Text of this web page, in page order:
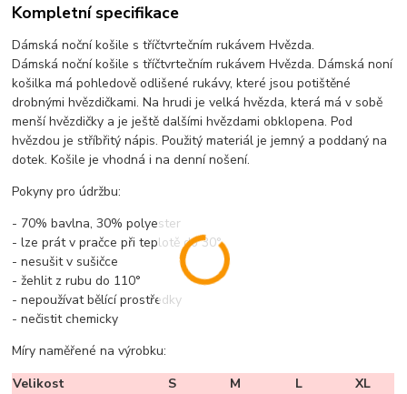
Kompletní specifikace
Dámská noční košile s tříčtvrtečním rukávem Hvězda.
Dámská noční košile s tříčtvrtečním rukávem Hvězda. Dámská noní
košilka má pohledově odlišené rukávy, které jsou potištěné
drobnými hvězdičkami. Na hrudi je velká hvězda, která má v sobě
menší hvězdičky a je ještě dalšími hvězdami obklopena. Pod
hvězdou je stříbřitý nápis. Použitý materiál je jemný a poddaný na
dotek. Košile je vhodná i na denní nošení.
Pokyny pro údržbu:
- 70% bavlna, 30% polyester
- lze prát v pračce při teplotě do 30°
- nesušit v sušičce
- žehlit z rubu do 110°
- nepoužívat bělící prostředky
- nečistit chemicky
Míry naměřené na výrobku:
Velikost
S M L
XL